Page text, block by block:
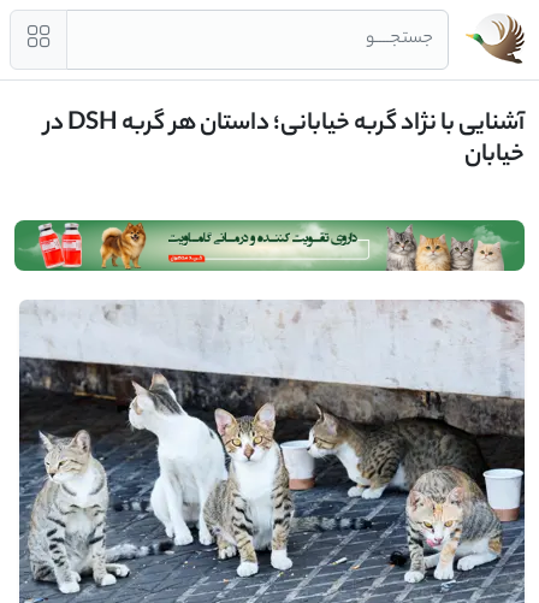
جستجــــو
آشنایی با نژاد گربه خیابانی؛ داستان هر گربه DSH در
خیابان